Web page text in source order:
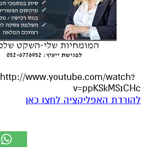
http://www.youtube.com/watch?
v=ppKSkMS1CHc
להורדת האפליקציה לחצו כאן